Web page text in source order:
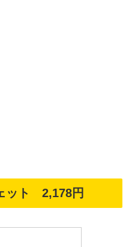
ット 2,178円